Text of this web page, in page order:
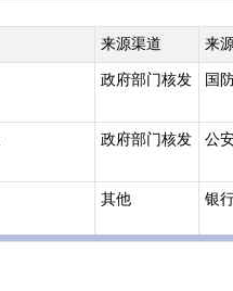
来源渠道 来
政府部门核发 国
政府部门核发 公
其他 银